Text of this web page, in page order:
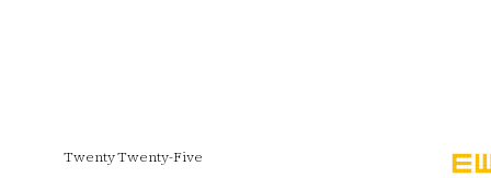
Twenty Twenty-Five